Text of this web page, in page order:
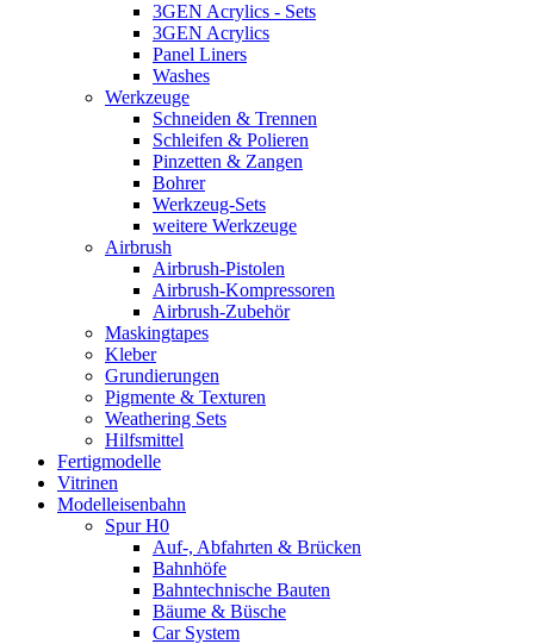
3GEN Acrylics - Sets
3GEN Acrylics
Panel Liners
Washes
Werkzeuge
Schneiden & Trennen
Schleifen & Polieren
Pinzetten & Zangen
Bohrer
Werkzeug-Sets
weitere Werkzeuge
Airbrush
Airbrush-Pistolen
Airbrush-Kompressoren
Airbrush-Zubehör
Maskingtapes
Kleber
Grundierungen
Pigmente & Texturen
Weathering Sets
Hilfsmittel
Fertigmodelle
Vitrinen
Modelleisenbahn
Spur H0
Auf-, Abfahrten & Brücken
Bahnhöfe
Bahntechnische Bauten
Bäume & Büsche
Car System